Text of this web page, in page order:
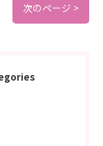
次のページ >